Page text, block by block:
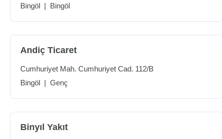
Bingöl | Bingöl
Andiç Ticaret
Cumhuriyet Mah. Cumhuriyet Cad. 112/B
Bingöl | Genç
Binyıl Yakıt